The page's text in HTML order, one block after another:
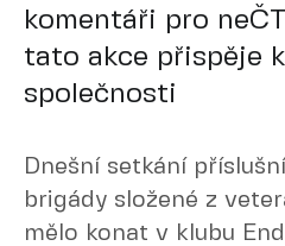
komentáři pro
tato akce přispěje
společnosti
Dnešní setkání
brigády složené z
mělo konat v klubu